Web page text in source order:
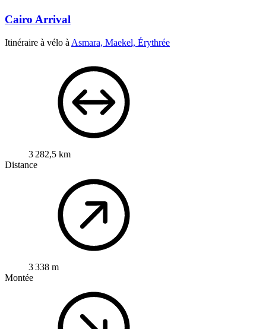
Cairo Arrival
Itinéraire à vélo à Asmara, Maekel, Érythrée
3 282,5 km
Distance
3 338 m
Montée